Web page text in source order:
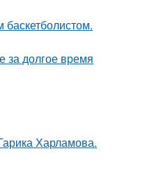
за долгое время
Харламова.